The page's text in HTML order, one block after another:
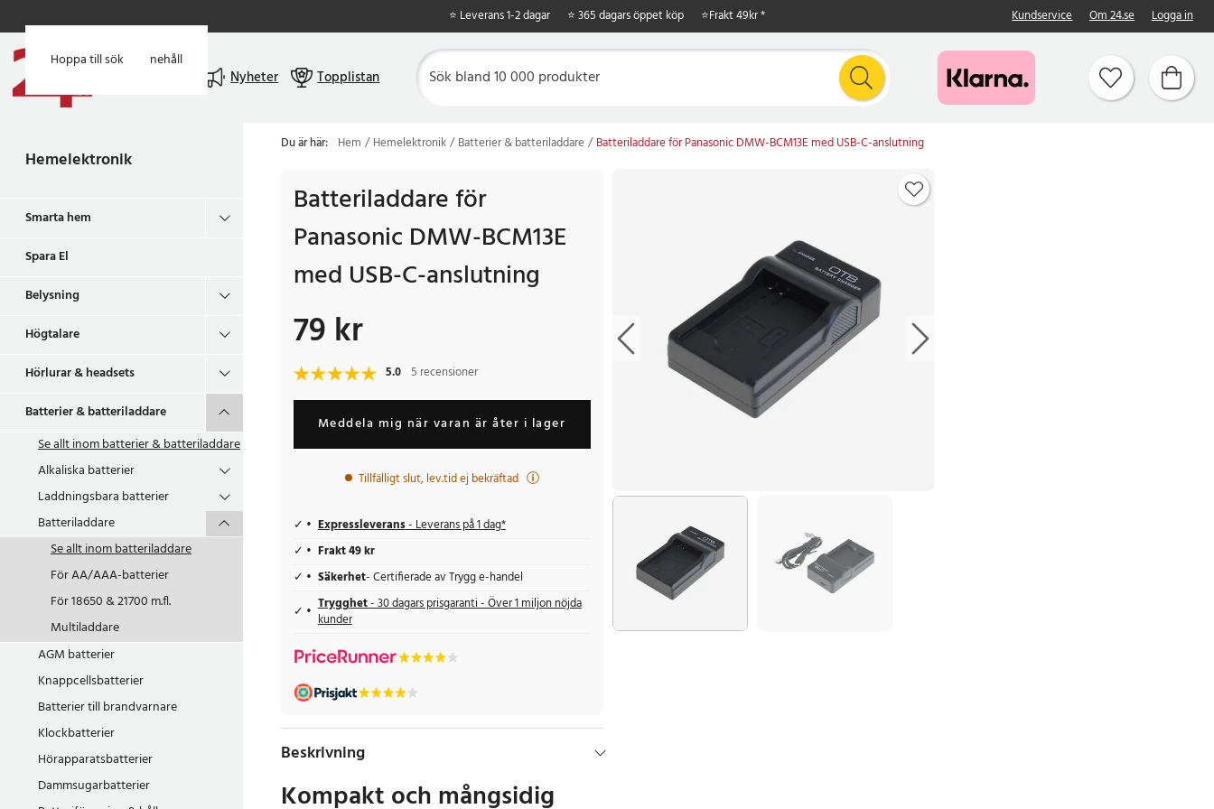
Hoppa till huvudinnehåll
Hoppa till sök
⭐ Leverans 1-2 dagar ⭐ 365 dagars öppet köp ⭐Frakt 49kr * Kundservice Om 24.se Logga in
Nyheter Topplistan
Hemelektronik
Smarta hem
Spara El
Belysning
Högtalare
Hörlurar & headsets
Batterier & batteriladdare
Se allt inombatterier & batteriladdare
Alkaliska batterier
Laddningsbara batterier
Batteriladdare
Se allt inombatteriladdare
För AA/AAA-batterier
För 18650 & 21700 m.fl.
Multiladdare
AGM batterier
Knappcellsbatterier
Batterier till brandvarnare
Klockbatterier
Hörapparatsbatterier
Dammsugarbatterier
Du är här: Hem Hemelektronik Batterier & batteriladdare Batteriladdare för Panasonic DMW-BCM13E med USB-C-anslutning
Batteriladdare för
Panasonic DMW-BCM13E
med USB-C-anslutning
Pris:79 kr
79 kr
5.0 5 recensioner
Meddela mig när varan är åter i lager
Tillfälligt slut, lev.tid ej bekräftad
Expressleverans- Leverans på 1 dag*
Frakt 49 kr
Säkerhet- Certifierade av Trygg e-handel
Trygghet- 30 dagars prisgaranti - Över 1 miljon nöjda
kunder
Beskrivning
Kompakt och mångsidig